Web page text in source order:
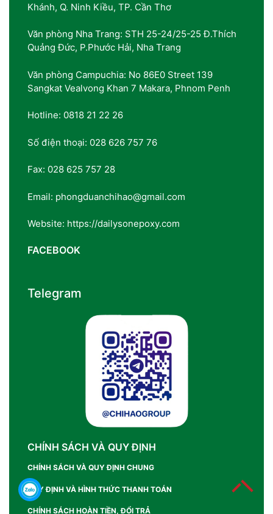
Khánh, Q. Ninh Kiều, TP. Cần Thơ
Văn phòng Nha Trang: STH 25-24/25-25 Đ.Thích
Quảng Đức, P.Phước Hải, Nha Trang
Văn phòng Campuchia: No 86E0 Street 139
Sangkat Vealvong Khan 7 Makara, Phnom Penh
Hotline: 0818 21 22 26
Số điện thoại: 028 626 757 76
Fax: 028 625 757 28
Email: phongduanchihao@gmail.com
Website: https://dailysonepoxy.com
FACEBOOK
Telegram
CHÍNH SÁCH VÀ QUY ĐỊNH
CHÍNH SÁCH VÀ QUY ĐỊNH CHUNG
QUY ĐỊNH VÀ HÌNH THỨC THANH TOÁN
CHÍNH SÁCH HOÀN TIỀN, ĐỔI TRẢ